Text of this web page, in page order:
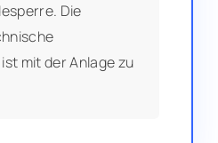
Die
mit der Anlage zu